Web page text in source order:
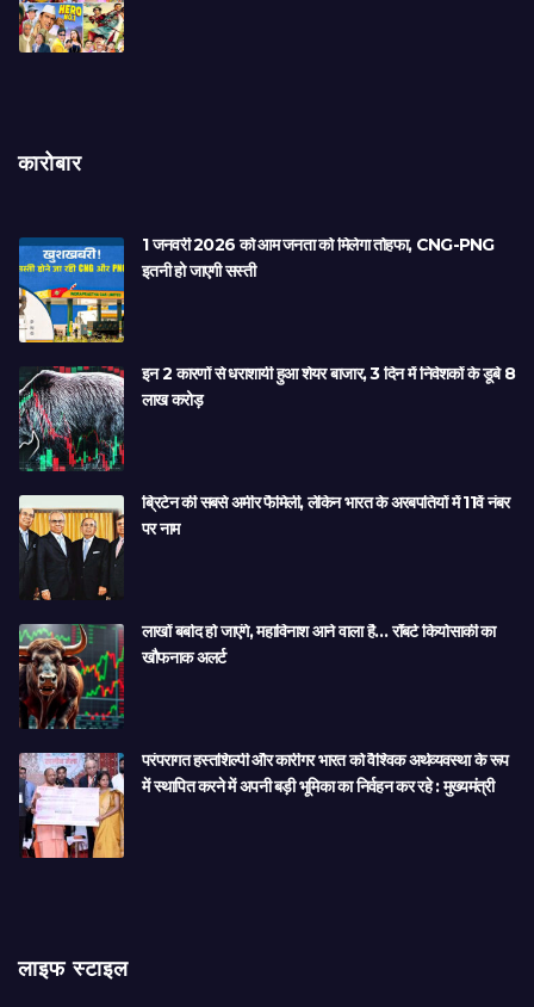
कारोबार
1 जनवरी 2026 को आम जनता को मिलेगा तोहफा, CNG-PNG
इतनी हो जाएगी सस्ती
इन 2 कारणों से धराशायी हुआ शेयर बाजार, 3 दिन में निवेशकों के डूबे 8
लाख करोड़
ब्रिटेन की सबसे अमीर फैमिली, लेकिन भारत के अरबपतियों में 11वें नंबर
पर नाम
लाखों बर्बाद हो जाएंगे, महाविनाश आने वाला है… रॉबर्ट कियोसाकी का
खौफनाक अलर्ट
परंपरागत हस्तशिल्पी और कारीगर भारत को वैश्विक अर्थव्यवस्था के रूप
में स्थापित करने में अपनी बड़ी भूमिका का निर्वहन कर रहे : मुख्यमंत्री
लाइफ स्टाइल